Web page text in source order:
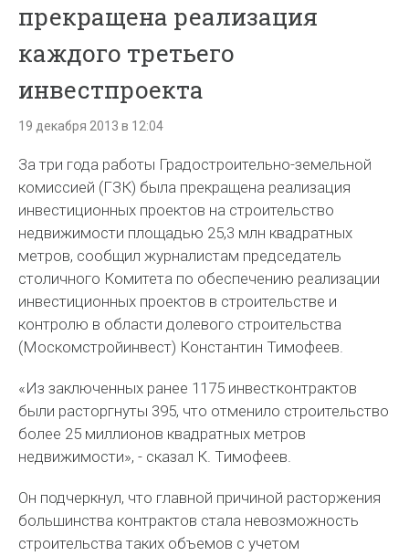
прекращена реализация
каждого третьего
инвестпроекта
19 декабря 2013 в 12:04
За три года работы Градостроительно-земельной
комиссией (ГЗК) была прекращена реализация
инвестиционных проектов на строительство
недвижимости площадью 25,3 млн квадратных
метров, сообщил журналистам председатель
столичного Комитета по обеспечению реализации
инвестиционных проектов в строительстве и
контролю в области долевого строительства
(Москомстройинвест) Константин Тимофеев.
«Из заключенных ранее 1175 инвестконтрактов
были расторгнуты 395, что отменило строительство
более 25 миллионов квадратных метров
недвижимости», - сказал К. Тимофеев.
Он подчеркнул, что главной причиной расторжения
большинства контрактов стала невозможность
строительства таких объемов с учетом